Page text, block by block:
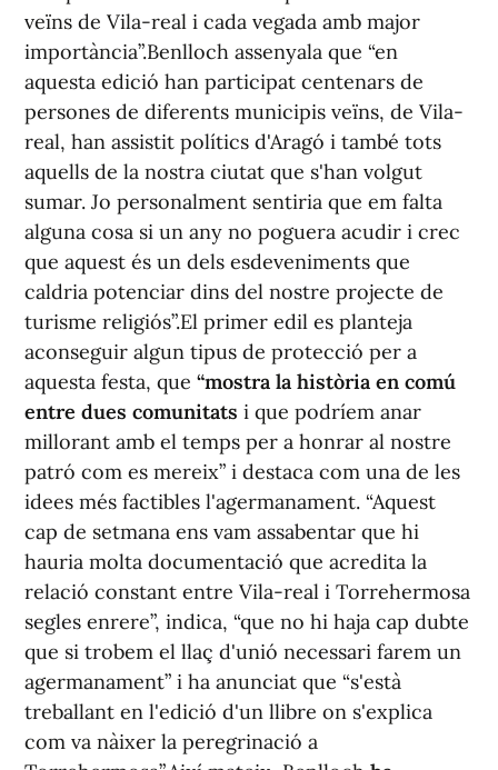
veïns de Vila-real i cada vegada amb major
importància”.Benlloch assenyala que “en
aquesta edició han participat centenars de
persones de diferents municipis veïns, de Vila-
real, han assistit polítics d'Aragó i també tots
aquells de la nostra ciutat que s'han volgut
sumar. Jo personalment sentiria que em falta
alguna cosa si un any no poguera acudir i crec
que aquest és un dels esdeveniments que
caldria potenciar dins del nostre projecte de
turisme religiós”.El primer edil es planteja
aconseguir algun tipus de protecció per a
aquesta festa, que “mostra la història en comú
entre dues comunitats i que podríem anar
millorant amb el temps per a honrar al nostre
patró com es mereix” i destaca com una de les
idees més factibles l'agermanament. “Aquest
cap de setmana ens vam assabentar que hi
hauria molta documentació que acredita la
relació constant entre Vila-real i Torrehermosa
segles enrere”, indica, “que no hi haja cap dubte
que si trobem el llaç d'unió necessari farem un
agermanament” i ha anunciat que “s'està
treballant en l'edició d'un llibre on s'explica
com va nàixer la peregrinació a